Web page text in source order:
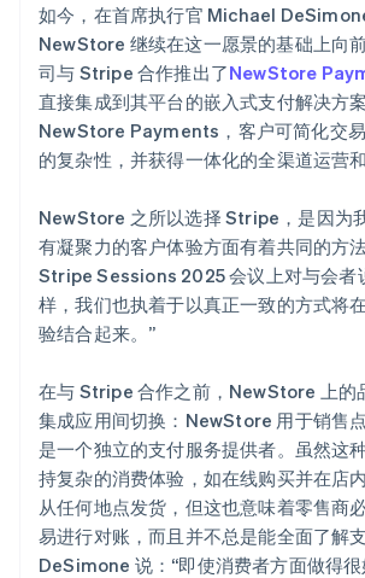
如今，在首席执行官 Michael
NewStore 继续在这一愿景的基础上向
司与 Stripe 合作推出了NewStore
直接集成到其平台的嵌入式支付解决方
NewStore Payments，客户可简化交
的复杂性，并获得一体化的全渠道运营和
NewStore 之所以选择 Stripe，是因为
有凝聚力的客户体验方面有着共同的方
Stripe Sessions 2025 会议上对与会者
样，我们也执着于以真正一致的方式将
验结合起来。”
在与 Stripe 合作之前，NewStore 上的
集成应用间切换：NewStore 用于销售
是一个独立的支付服务提供者。虽然这
持复杂的消费体验，如在线购买并在店
从任何地点发货，但这也意味着零售商
易进行对账，而且并不总是能全面了解支
DeSimone 说：“即使消费者方面做得